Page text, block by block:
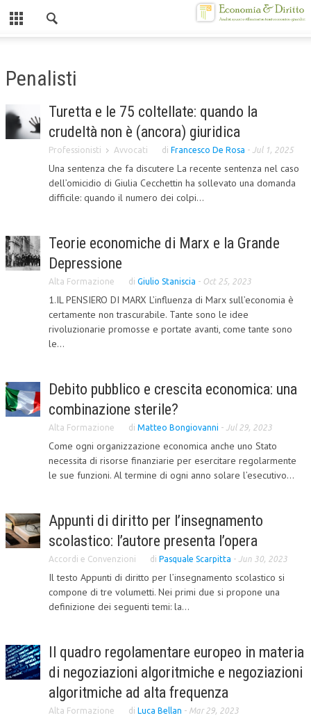
CHI SIAMO
MISSION
CENTRO STUDI
ATTO COSTITUTIVO E STATUTO
OBIETTIVI
DIREZIONE SCIENTIFICA
ALTA FORMAZIONE
CORSI CE.S.E.D.
DIVENTA SOCIO
BROCHURE CE.S.E.D.
COMITATO EDITORIALE
REDAZIONE
CODICE ETICO
COLLABORA CON NOI
ECONOMIA
CORPORATE SOCIAL RESPONSIBILITY
Penalisti
Turetta e le 75 coltellate: quando la
crudeltà non è (ancora) giuridica
Professionisti Avvocati di Francesco De Rosa - Jul 1, 2025
Una sentenza che fa discutere La recente sentenza nel caso
dell’omicidio di Giulia Cecchettin ha sollevato una domanda
difficile: quando il numero dei colpi...
Teorie economiche di Marx e la Grande
Depressione
Alta Formazione di Giulio Staniscia - Oct 25, 2023
1.IL PENSIERO DI MARX L’influenza di Marx sull’economia è
certamente non trascurabile. Tante sono le idee
rivoluzionarie promosse e portate avanti, come tante sono
le...
Debito pubblico e crescita economica: una
combinazione sterile?
Alta Formazione di Matteo Bongiovanni - Jul 29, 2023
Come ogni organizzazione economica anche uno Stato
necessita di risorse finanziarie per esercitare regolarmente
le sue funzioni. Al termine di ogni anno solare l’esecutivo...
Appunti di diritto per l’insegnamento
scolastico: l’autore presenta l’opera
Accordi e Convenzioni di Pasquale Scarpitta - Jun 30, 2023
Il testo Appunti di diritto per l’insegnamento scolastico si
compone di tre volumetti. Nei primi due si propone una
definizione dei seguenti temi: la...
Il quadro regolamentare europeo in materia
di negoziazioni algoritmiche e negoziazioni
algoritmiche ad alta frequenza
Alta Formazione di Luca Bellan - Mar 29, 2023